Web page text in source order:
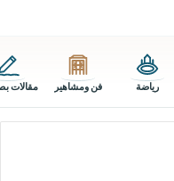
رياضة فن ومشاهير مقالات